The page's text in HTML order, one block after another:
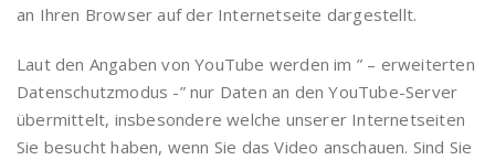
an Ihren Browser auf der Internetseite dargestellt.
Laut den Angaben von YouTube werden im ” – erweiterten
Datenschutzmodus -” nur Daten an den YouTube-Server
übermittelt, insbesondere welche unserer Internetseiten
Sie besucht haben, wenn Sie das Video anschauen. Sind Sie